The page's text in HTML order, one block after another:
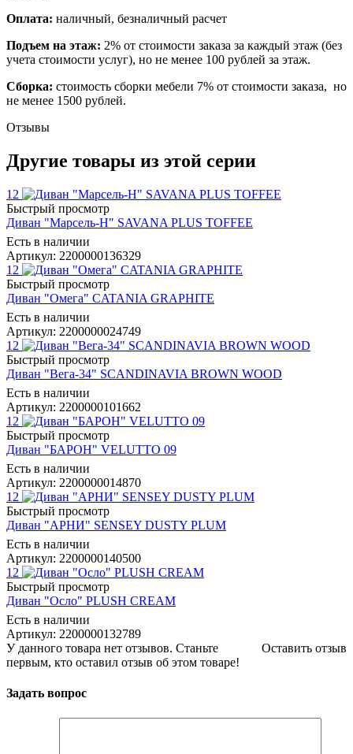
Оплата: наличный, безналичный расчет
Подъем на этаж: 2% от стоимости заказа за каждый этаж (без
учета стоимости услуг), но не менее 100 рублей за этаж.
Сборка: стоимость сборки мебели 7% от стоимости заказа, но
не менее 1500 рублей.
Отзывы
Другие товары из этой серии
12
Быстрый просмотр
Диван "Марсель-Н" SAVANA PLUS TOFFEE
Есть в наличии
Артикул: 2200000136329
12
Быстрый просмотр
Диван "Омега" CATANIA GRAPHITE
Есть в наличии
Артикул: 2200000024749
12
Быстрый просмотр
Диван "Вега-34" SCANDINAVIA BROWN WOOD
Есть в наличии
Артикул: 2200000101662
12
Быстрый просмотр
Диван "БАРОН" VELUTTO 09
Есть в наличии
Артикул: 2200000014870
12
Быстрый просмотр
Диван "АРНИ" SENSEY DUSTY PLUM
Есть в наличии
Артикул: 2200000140500
12
Быстрый просмотр
Диван "Осло" PLUSH CREAM
Есть в наличии
Артикул: 2200000132789
Оставить отзыв
У данного товара нет отзывов. Станьте
первым, кто оставил отзыв об этом товаре!
Задать вопрос